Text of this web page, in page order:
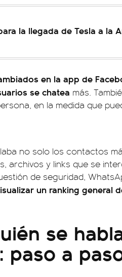
la llegada de Tesla a la
en la app de
se chatea más.
en la medida que
no solo los contactos
archivos y links que se
de seguridad,
un ranking general
se
paso a